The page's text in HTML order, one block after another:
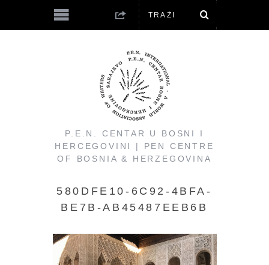
P.E.N. CENTAR U BOSNI I
HERCEGOVINI | PEN CENTRE
OF BOSNIA & HERZEGOVINA
580DFE10-6C92-4BFA-
BE7B-AB45487EEB6B